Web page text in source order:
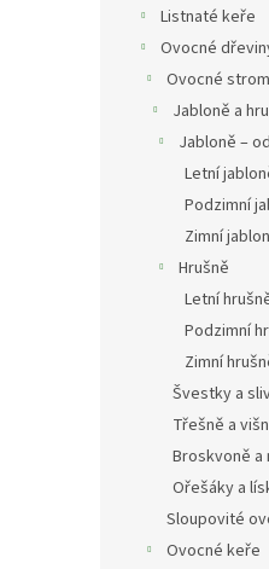
Listnaté keře
Ovocné
Ovocné
Jabloně a
Jabloně –
Letní
Podzimní
Zimní
Hrušně
Letní
Podzimní
Zimní
Švestky a
Třešně a
Broskvoně a
Ořešáky a
Sloupovité
Ovocné keře